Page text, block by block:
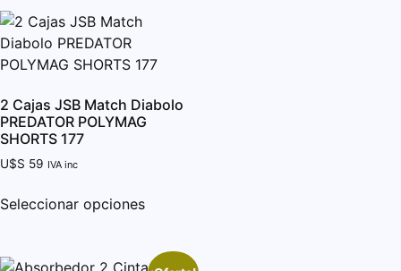
2 Cajas JSB Match Diabolo
PREDATOR POLYMAG
SHORTS 177
U$S 59 IVA inc
Seleccionar opciones